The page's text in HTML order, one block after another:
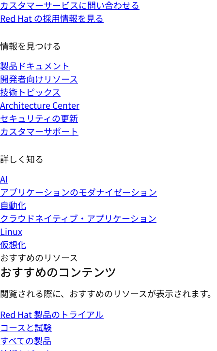
カスタマーサービスに問い合わせる
Red Hat の採用情報を見る
情報を見つける
製品ドキュメント
開発者向けリソース
技術トピックス
Architecture Center
セキュリティの更新
カスタマーサポート
詳しく知る
AI
アプリケーションのモダナイゼーション
自動化
クラウドネイティブ・アプリケーション
Linux
仮想化
おすすめのリソース
おすすめのコンテンツ
閲覧される際に、おすすめのリソースが表示されます。
Red Hat 製品のトライアル
コースと試験
すべての製品